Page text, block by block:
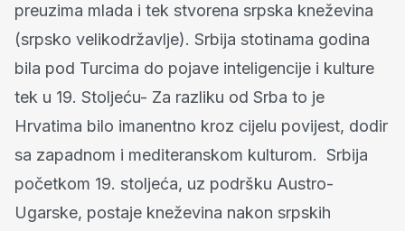
preuzima mlada i tek stvorena srpska kneževina
(srpsko velikodržavlje). Srbija stotinama godina
bila pod Turcima do pojave inteligencije i kulture
tek u 19. Stoljeću- Za razliku od Srba to je
Hrvatima bilo imanentno kroz cijelu povijest, dodir
sa zapadnom i mediteranskom kulturom. Srbija
početkom 19. stoljeća, uz podršku Austro-
Ugarske, postaje kneževina nakon srpskih